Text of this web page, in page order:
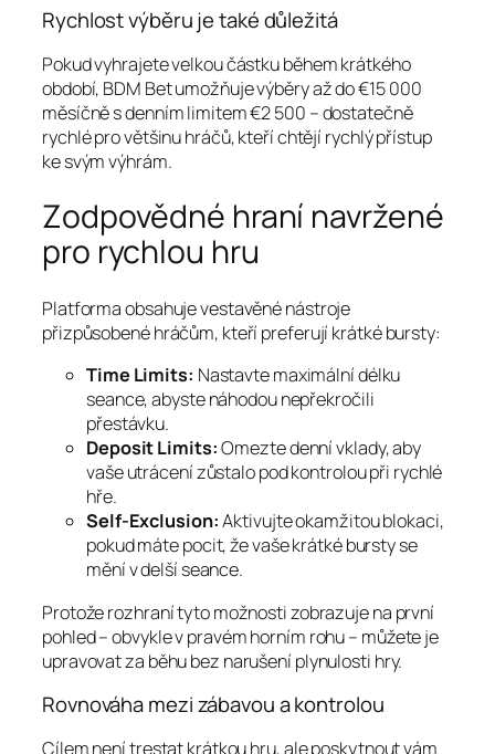
Rychlost výběru je také důležitá
Pokud vyhrajete velkou částku během krátkého
období, BDM Bet umožňuje výběry až do €15 000
měsíčně s denním limitem €2 500 – dostatečně
rychlé pro většinu hráčů, kteří chtějí rychlý přístup
ke svým výhrám.
Zodpovědné hraní navržené
pro rychlou hru
Platforma obsahuje vestavěné nástroje
přizpůsobené hráčům, kteří preferují krátké bursty:
Time Limits: Nastavte maximální délku
seance, abyste náhodou nepřekročili
přestávku.
Deposit Limits:Omezte denní vklady, aby
vaše utrácení zůstalo pod kontrolou při rychlé
hře.
Self‑Exclusion:Aktivujte okamžitou blokaci,
pokud máte pocit, že vaše krátké bursty se
mění v delší seance.
Protože rozhraní tyto možnosti zobrazuje na první
pohled – obvykle v pravém horním rohu – můžete je
upravovat za běhu bez narušení plynulosti hry.
Rovnováha mezi zábavou a kontrolou
Cílem není trestat krátkou hru, ale poskytnout vám